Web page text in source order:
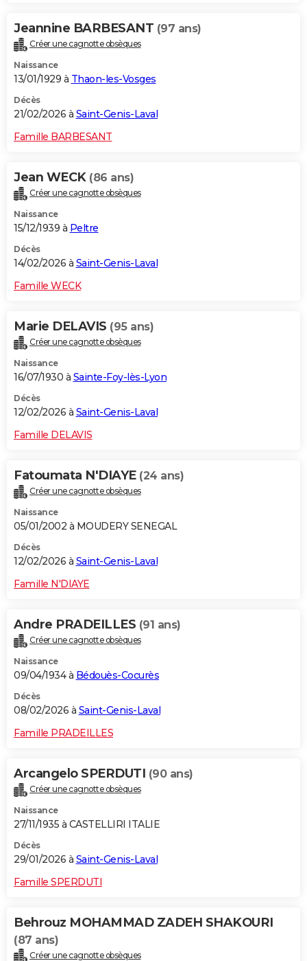
Jeannine BARBESANT (97 ans)
Créer une cagnotte obsèques
Naissance
13/01/1929 à Thaon-les-Vosges
Décès
21/02/2026 à Saint-Genis-Laval
Famille BARBESANT
Jean WECK (86 ans)
Créer une cagnotte obsèques
Naissance
15/12/1939 à Peltre
Décès
14/02/2026 à Saint-Genis-Laval
Famille WECK
Marie DELAVIS (95 ans)
Créer une cagnotte obsèques
Naissance
16/07/1930 à Sainte-Foy-lès-Lyon
Décès
12/02/2026 à Saint-Genis-Laval
Famille DELAVIS
Fatoumata N'DIAYE (24 ans)
Créer une cagnotte obsèques
Naissance
05/01/2002 à MOUDERY SENEGAL
Décès
12/02/2026 à Saint-Genis-Laval
Famille N'DIAYE
Andre PRADEILLES (91 ans)
Créer une cagnotte obsèques
Naissance
09/04/1934 à Bédouès-Cocurès
Décès
08/02/2026 à Saint-Genis-Laval
Famille PRADEILLES
Arcangelo SPERDUTI (90 ans)
Créer une cagnotte obsèques
Naissance
27/11/1935 à CASTELLIRI ITALIE
Décès
29/01/2026 à Saint-Genis-Laval
Famille SPERDUTI
Behrouz MOHAMMAD ZADEH SHAKOURI
(87 ans)
Créer une cagnotte obsèques